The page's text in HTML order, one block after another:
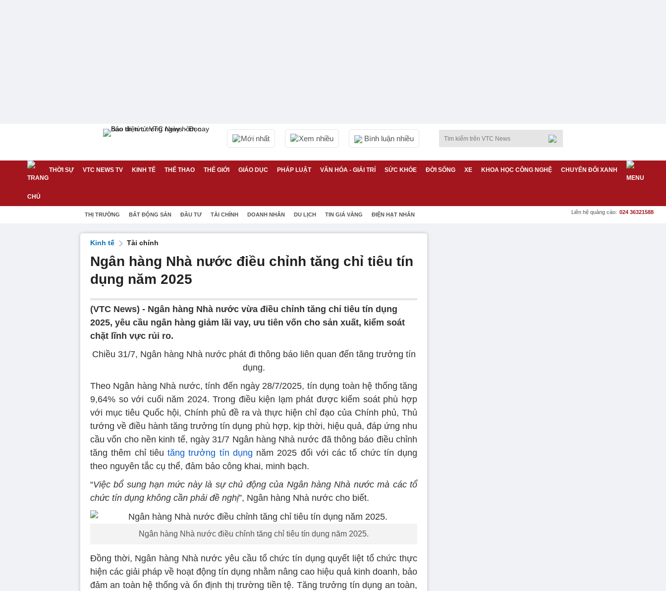
Mới nhất Xem nhiều Bình luận nhiều
THỜI SỰ VTC NEWS TV KINH TẾ THỂ THAO THẾ GIỚI GIÁO DỤC PHÁP LUẬT VĂN HÓA - GIẢI TRÍ SỨC KHỎE ĐỜI SỐNG XE KHOA HỌC CÔNG NGHỆ CHUYỂN ĐỔI XANH
THỊ TRƯỜNG BẤT ĐỘNG SẢN ĐẦU TƯ TÀI CHÍNH DOANH NHÂN DU LỊCH TIN GIÁ VÀNG ĐIỆN HẠT NHÂN Liên hệ quảng cáo: 024 36321588
Kinh tế Tài chính
Ngân hàng Nhà nước điều chỉnh tăng chỉ tiêu tín
dụng năm 2025
(VTC News) - Ngân hàng Nhà nước vừa điều chỉnh tăng chỉ tiêu tín dụng
2025, yêu cầu ngân hàng giảm lãi vay, ưu tiên vốn cho sản xuất, kiểm soát
chặt lĩnh vực rủi ro.
Chiều 31/7, Ngân hàng Nhà nước phát đi thông báo liên quan đến tăng trưởng tín
dụng.
Theo Ngân hàng Nhà nước, tính đến ngày 28/7/2025, tín dụng toàn hệ thống tăng
9,64% so với cuối năm 2024. Trong điều kiện lạm phát được kiểm soát phù hợp
với mục tiêu Quốc hội, Chính phủ đề ra và thực hiện chỉ đạo của Chính phủ, Thủ
tướng về điều hành tăng trưởng tín dụng phù hợp, kịp thời, hiệu quả, đáp ứng nhu
cầu vốn cho nền kinh tế, ngày 31/7 Ngân hàng Nhà nước đã thông báo điều chỉnh
tăng thêm chỉ tiêu tăng trưởng tín dụng năm 2025 đối với các tổ chức tín dụng
theo nguyên tắc cụ thể, đảm bảo công khai, minh bạch.
“Việc bổ sung hạn mức này là sự chủ động của Ngân hàng Nhà nước mà các tổ
chức tín dụng không cần phải đề nghị”, Ngân hàng Nhà nước cho biết.
Ngân hàng Nhà nước điều chỉnh tăng chỉ tiêu tín dụng năm 2025.
Đồng thời, Ngân hàng Nhà nước yêu cầu tổ chức tín dụng quyết liệt tổ chức thực
hiện các giải pháp về hoạt động tín dụng nhằm nâng cao hiệu quả kinh doanh, bảo
đảm an toàn hệ thống và ổn định thị trường tiền tệ. Tăng trưởng tín dụng an toàn,